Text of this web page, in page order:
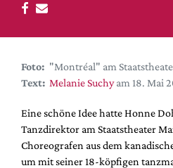
DdB-map
Kalender
Premierensuche
Festival-Planer
Hefte
Alle Hefte
Leseproben
Foto: "Montréal" am
Text: Melanie Suchyam 18. Mai
Eine schöne Idee hatte Honne
Tanzdirektor am Staatstheater
Choreografen aus dem
um mit seiner 18-köpfigen